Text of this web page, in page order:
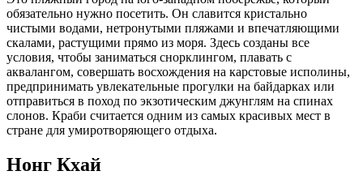
обязательно нужно посетить. Он славится кристально
чистыми водами, нетронутыми пляжами и впечатляющими
скалами, растущими прямо из моря. Здесь созданы все
условия, чтобы заниматься снорклингом, плавать с
аквалангом, совершать восхождения на карстовые исполины,
предпринимать увлекательные прогулки на байдарках или
отправиться в поход по экзотическим джунглям на спинах
слонов. Краби считается одним из самых красивых мест в
стране для умиротворяющего отдыха.
Нонг Кхай